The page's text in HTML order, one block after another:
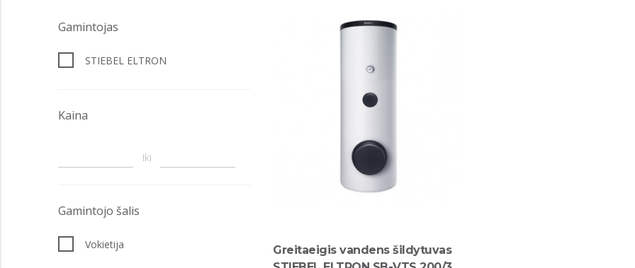
Gamintojas
STIEBEL ELTRON
Kaina
Iki
Gamintojo šalis
Vokietija
Greitaeigis vandens šildytuvas